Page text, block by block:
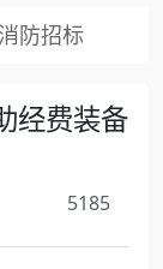
消防招标
经费装备
5185